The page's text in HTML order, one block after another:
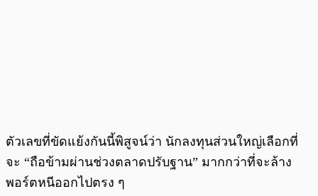
ตัวเลขที่ขัดแย้งกันนี้พิสูจน์ว่า นักลงทุนส่วนใหญ่เลือกที่
จะ “ถือข้ามผ่านช่วงตลาดปรับฐาน” มากกว่าที่จะล้าง
พอร์ตหนีออกไปตรง ๆ